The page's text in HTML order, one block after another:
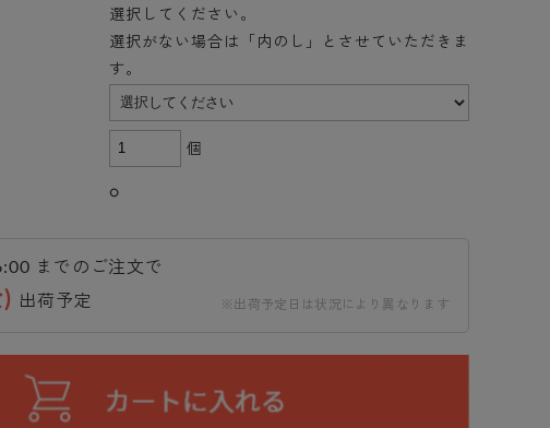
選択してください。
選択がない場合は「内のし」とさせていただきま
す。
個
○
までのご注文で
出荷予定